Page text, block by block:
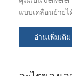
แบบเคลื่อนย้ายไ
อ่านเพิ่มเติม